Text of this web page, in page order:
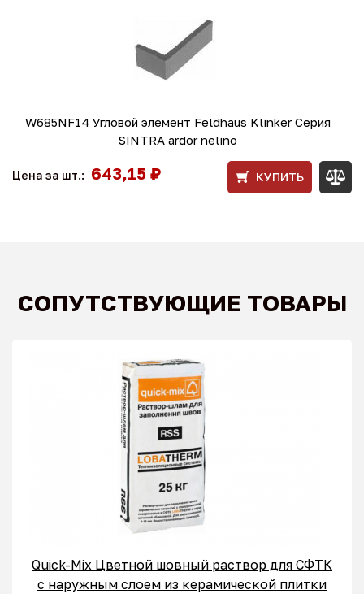
W685NF14 Угловой элемент Feldhaus Klinker Серия
SINTRA ardor nelino
Цена за шт.: 643,15 ₽ КУПИТЬ
СОПУТСТВУЮЩИЕ ТОВАРЫ
Quick-Mix Цветной шовный раствор для СФТК
с наружным слоем из керамической плитки